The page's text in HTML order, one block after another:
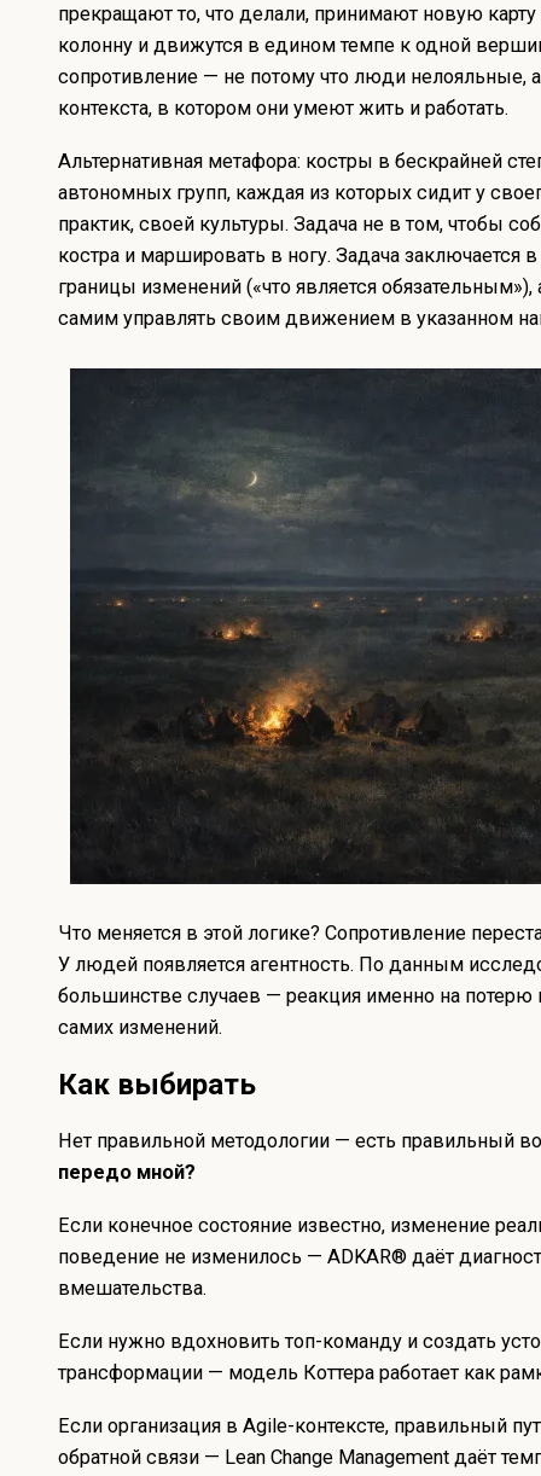
прекращают то, что делали, принимают новую
колонну и движутся в едином темпе к одной
сопротивление — не потому что люди нелояльные,
контекста, в котором они умеют жить и работать.
Альтернативная метафора: костры в бескрайней
автономных групп, каждая из которых сидит у
практик, своей культуры. Задача не в том, чтобы
костра и маршировать в ногу. Задача заключается
границы изменений («что является обязательным»),
самим управлять своим движением в указанном
Что меняется в этой логике? Сопротивление
У людей появляется агентность. По данным
большинстве случаев — реакция именно на потерю
самих изменений.
Как выбирать
Нет правильной методологии — есть правильный
передо мной?
Если конечное состояние известно, изменение
поведение не изменилось — ADKAR® даёт
вмешательства.
Если нужно вдохновить топ-команду и создать
трансформации — модель Коттера работает как
Если организация в Agile-контексте, правильный
обратной связи — Lean Change Management даёт